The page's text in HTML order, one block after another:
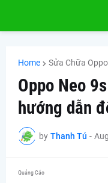
Home Sửa Chữa Oppo
Oppo Neo
hướng dẫn
by Thanh Tú -
Quảng Cáo